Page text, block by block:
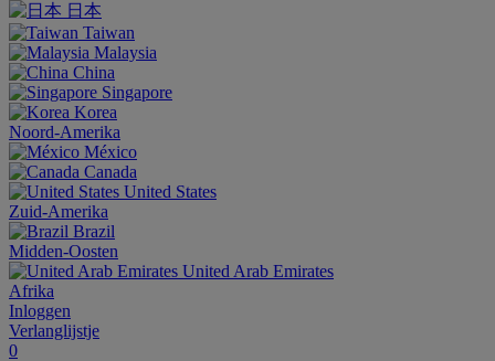
日本
Taiwan
Malaysia
China
Singapore
Korea
Noord-Amerika
México
Canada
United States
Zuid-Amerika
Brazil
Midden-Oosten
United Arab Emirates
Afrika
Inloggen
Verlanglijstje
0